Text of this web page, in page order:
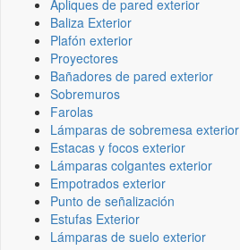
Apliques de pared exterior
Baliza Exterior
Plafón exterior
Proyectores
Bañadores de pared exterior
Sobremuros
Farolas
Lámparas de sobremesa exterior
Estacas y focos exterior
Lámparas colgantes exterior
Empotrados exterior
Punto de señalización
Estufas Exterior
Lámparas de suelo exterior